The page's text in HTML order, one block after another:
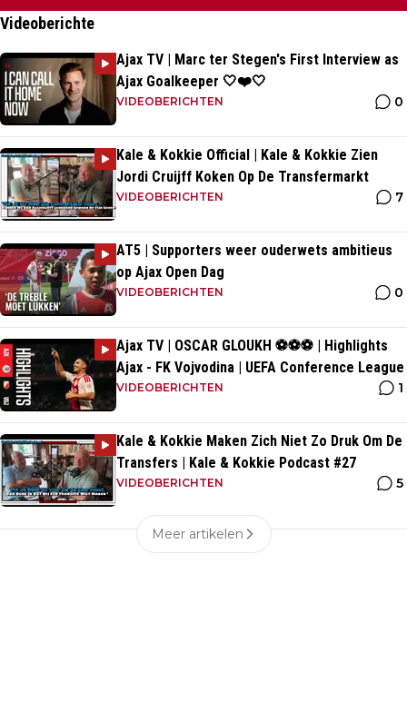
Videoberichte
Ajax TV | Marc ter Stegen's First Interview as
Ajax Goalkeeper 🤍❤️🤍
VIDEOBERICHTEN 0
Kale & Kokkie Official | Kale & Kokkie Zien
Jordi Cruijff Koken Op De Transfermarkt
VIDEOBERICHTEN 7
AT5 | Supporters weer ouderwets ambitieus
op Ajax Open Dag
VIDEOBERICHTEN 0
Ajax TV | OSCAR GLOUKH ⚽️⚽️⚽️ | Highlights
Ajax - FK Vojvodina | UEFA Conference League
VIDEOBERICHTEN 1
Kale & Kokkie Maken Zich Niet Zo Druk Om De
Transfers | Kale & Kokkie Podcast #27
VIDEOBERICHTEN 5
Meer artikelen